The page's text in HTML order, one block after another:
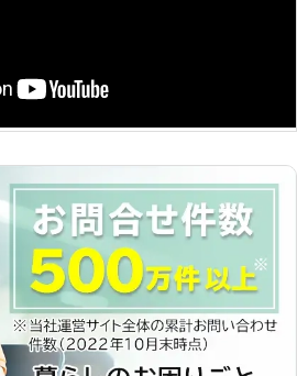
ぬハプニングで手持ちが少ないことも
は出張対応の際にもクレジットカード
方法をお知らせください。カード端末
をもって作業に伺うので、支払いまで
がスムーズです。 【実際の施工実績
（一例）】 ●山口市周南市 依頼内
容：気温の影響でエンジンがかからな
い。 メーカー：スズキ 料金：12,000
円 ●山口県光市 依頼内容：電気を付
けたままにした気がする。 メーカ